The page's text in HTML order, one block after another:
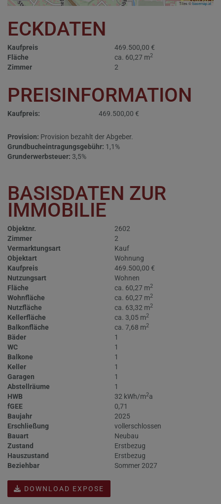
Tiles ©basemap.at
ECKDATEN
Kaufpreis
469.500,00 €
Fläche
ca. 60,27 m2
Zimmer 2
PREISINFORMATION
Kaufpreis: 469.500,00 €
Provision: Provision bezahlt der Abgeber.
Grundbucheintragungsgebühr: 1,1%
Grunderwerbsteuer: 3,5%
BASISDATEN ZUR
IMMOBILIE
Objektnr.
2602
Zimmer
2
Vermarktungsart
Kauf
Objektart
Wohnung
Kaufpreis
469.500,00 €
Nutzungsart
Wohnen
Fläche
ca. 60,27 m2
Wohnfläche ca. 60,27 m2
Nutzfläche ca. 63,32 m2
Kellerfläche ca. 3,05 m2
Balkonfläche ca. 7,68 m2
Bäder
1
WC
1
Balkone
1
Keller
1
Garagen
1
Abstellräume
1
HWB
32 kWh/m2a
fGEE
0,71
Baujahr
2025
Erschließung
vollerschlossen
Bauart
Neubau
Zustand
Erstbezug
Hauszustand
Erstbezug
Beziehbar
Sommer 2027
DOWNLOAD EXPOSE